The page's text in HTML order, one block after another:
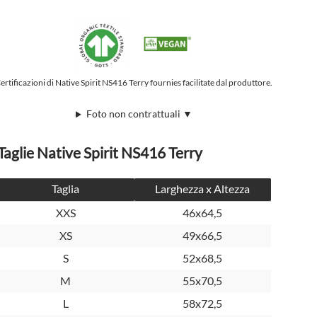
di Native Spirit NS416 Terry fournies facilitate dal produttore.
Foto non contrattuali ▼
Native Spirit NS416 Terry
Taglia
Larghezza x Altezza
XXS
46x64,5
XS
49x66,5
S
52x68,5
M
55x70,5
L
58x72,5